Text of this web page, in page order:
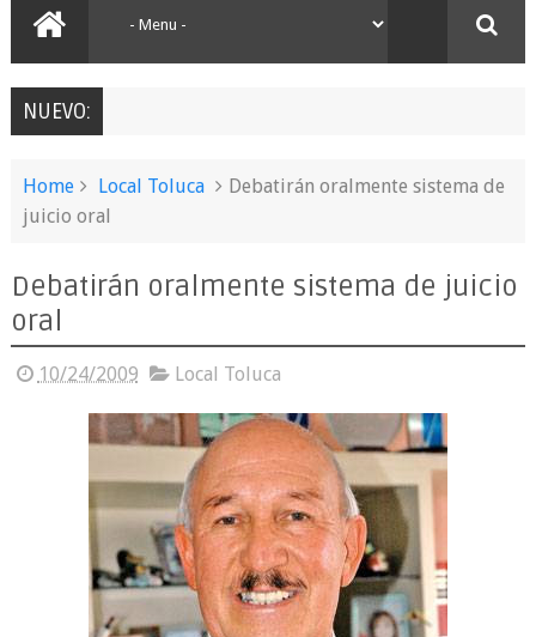
NUEVO:
Home Local Toluca
Debatirán oralmente sistema de
juicio oral
Debatirán oralmente sistema de juicio
oral
10/24/2009 Local Toluca